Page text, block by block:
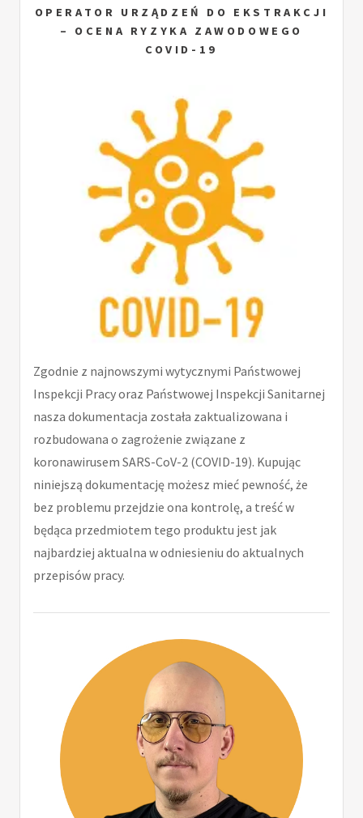
OPERATOR URZĄDZEŃ DO EKSTRAKCJI
– OCENA RYZYKA ZAWODOWEGO
COVID-19
Zgodnie z najnowszymi wytycznymi Państwowej
Inspekcji Pracy oraz Państwowej Inspekcji Sanitarnej
nasza dokumentacja została zaktualizowana i
rozbudowana o zagrożenie związane z
koronawirusem SARS-CoV-2 (COVID-19). Kupując
niniejszą dokumentację możesz mieć pewność, że
bez problemu przejdzie ona kontrolę, a treść w
będąca przedmiotem tego produktu jest jak
najbardziej aktualna w odniesieniu do aktualnych
przepisów pracy.